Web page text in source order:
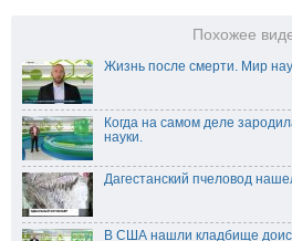
Похожее
Жизнь после смерти. Мир
Когда на самом деле
науки.
Дагестанский пчеловод
В США нашли кладбище